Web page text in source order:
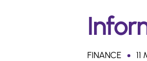
FINANCE 11